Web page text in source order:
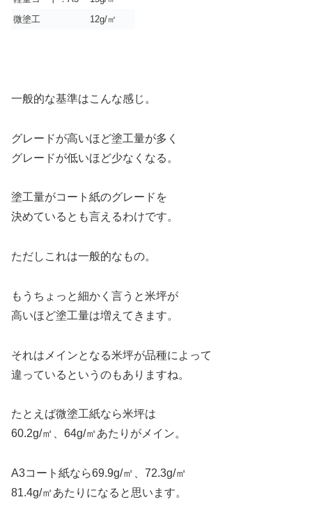
微塗工
12g/㎡
一般的な基準はこんな感じ。
グレードが高いほど塗工量が多く
グレードが低いほど少なくなる。
塗工量がコート紙のグレードを
決めているとも言えるわけです。
ただしこれは一般的なもの。
もうちょっと細かく言うと米坪が
高いほど塗工量は増えてきます。
それはメインとなる米坪が品種によって
違っているというのもありますね。
たとえば微塗工紙なら米坪は
60.2g/㎡、64g/㎡あたりがメイン。
A3コート紙なら69.9g/㎡、72.3g/㎡
81.4g/㎡あたりになると思います。